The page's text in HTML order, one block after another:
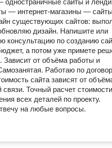
одностраничные сайты и
— интернет-магазины —
существующих сайтов:
дизайн. Напишите или
консультацию по созданию
а потом уже примете
Зависит от объёма работы и
Работаю по
сайта зависят от
Точный расчет стоимости
всех деталей по проекту.
на любые вопросы.